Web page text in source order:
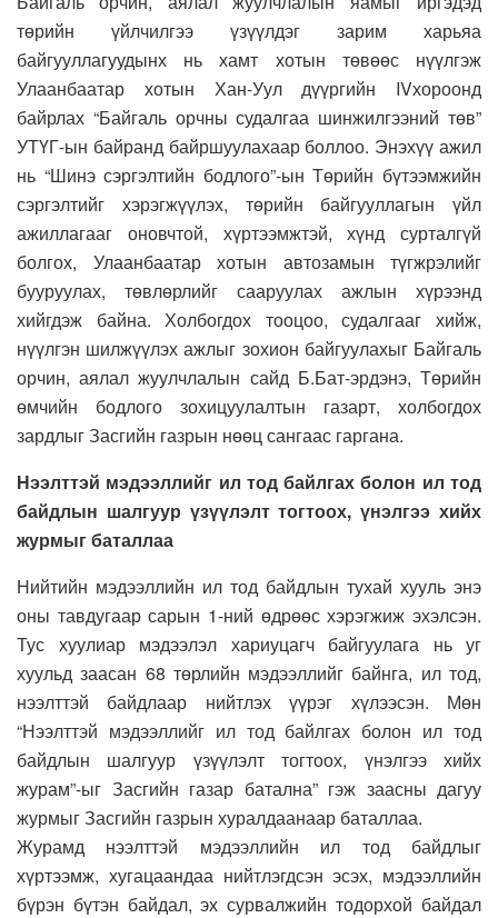
төрийн үйлчилгээ үзүүлдэг зарим харьяа
байгууллагуудынх нь хамт хотын төвөөс нүүлгэж
Улаанбаатар хотын Хан-Уул дүүргийн IVхороонд
байрлах “Байгаль орчны судалгаа шинжилгээний төв”
УТҮГ-ын байранд байршуулахаар боллоо. Энэхүү ажил
нь “Шинэ сэргэлтийн бодлого”-ын Төрийн бүтээмжийн
сэргэлтийг хэрэгжүүлэх, төрийн байгууллагын үйл
ажиллагааг оновчтой, хүртээмжтэй, хүнд сурталгүй
болгох, Улаанбаатар хотын автозамын түгжрэлийг
бууруулах, төвлөрлийг сааруулах ажлын хүрээнд
хийгдэж байна. Холбогдох тооцоо, судалгааг хийж,
нүүлгэн шилжүүлэх ажлыг зохион байгуулахыг Байгаль
орчин, аялал жуулчлалын сайд Б.Бат-эрдэнэ, Төрийн
өмчийн бодлого зохицуулалтын газарт, холбогдох
зардлыг Засгийн газрын нөөц сангаас гаргана.
Нээлттэй мэдээллийг ил тод байлгах болон ил тод
байдлын шалгуур үзүүлэлт тогтоох, үнэлгээ хийх
журмыг баталлаа
Нийтийн мэдээллийн ил тод байдлын тухай хууль энэ
оны тавдугаар сарын 1-ний өдрөөс хэрэгжиж эхэлсэн.
Тус хуулиар мэдээлэл хариуцагч байгуулага нь уг
хуульд заасан 68 төрлийн мэдээллийг байнга, ил тод,
нээлттэй байдлаар нийтлэх үүрэг хүлээсэн. Мөн
“Нээлттэй мэдээллийг ил тод байлгах болон ил тод
байдлын шалгуур үзүүлэлт тогтоох, үнэлгээ хийх
журам”-ыг Засгийн газар батална” гэж заасны дагуу
журмыг Засгийн газрын хуралдаанаар баталлаа.
Журамд нээлттэй мэдээллийн ил тод байдлыг
хүртээмж, хугацаандаа нийтлэгдсэн эсэх, мэдээллийн
бүрэн бүтэн байдал, эх сурвалжийн тодорхой байдал